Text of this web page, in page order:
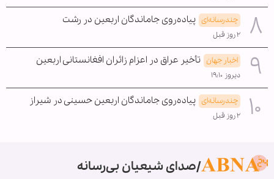
چندرسانه‌ای پیاده‌روی جاماندگان اربعین در رشت
۲ روز قبل
اخبار جهان تأخیر عراق در اعزام زائران افغانستانی اربعین
دیروز ۱۹:۱۰
چندرسانه‌ای پیاده‌روی جاماندگان اربعین حسینی در شیراز
۲ روز قبل
صدای شیعیان بی‌رسانه